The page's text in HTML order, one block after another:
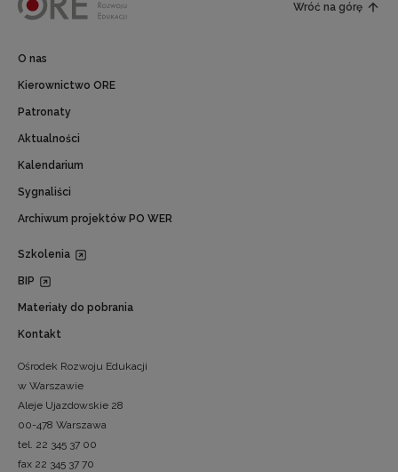
Wróć na górę
O nas
Kierownictwo ORE
Patronaty
Aktualności
Kalendarium
Sygnaliści
Archiwum projektów PO WER
Szkolenia
BIP
Materiały do pobrania
Kontakt
Ośrodek Rozwoju Edukacji
w Warszawie
Aleje Ujazdowskie 28
00-478 Warszawa
tel. 22 345 37 00
fax 22 345 37 70